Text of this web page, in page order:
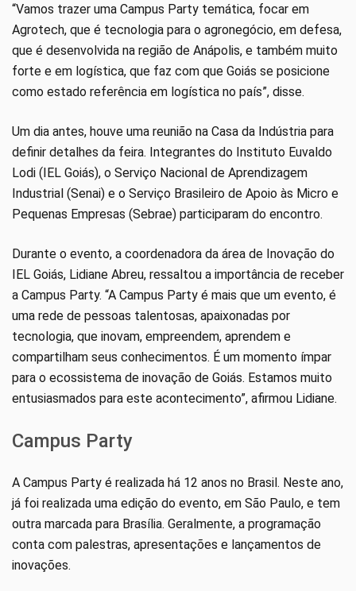
“Vamos trazer uma Campus Party temática, focar em
Agrotech, que é tecnologia para o agronegócio, em defesa,
que é desenvolvida na região de Anápolis, e também muito
forte e em logística, que faz com que Goiás se posicione
como estado referência em logística no país”, disse.
Um dia antes, houve uma reunião na Casa da Indústria para
definir detalhes da feira. Integrantes do Instituto Euvaldo
Lodi (IEL Goiás), o Serviço Nacional de Aprendizagem
Industrial (Senai) e o Serviço Brasileiro de Apoio às Micro e
Pequenas Empresas (Sebrae) participaram do encontro.
Durante o evento, a coordenadora da área de Inovação do
IEL Goiás, Lidiane Abreu, ressaltou a importância de receber
a Campus Party. “A Campus Party é mais que um evento, é
uma rede de pessoas talentosas, apaixonadas por
tecnologia, que inovam, empreendem, aprendem e
compartilham seus conhecimentos. É um momento ímpar
para o ecossistema de inovação de Goiás. Estamos muito
entusiasmados para este acontecimento”, afirmou Lidiane.
Campus Party
A Campus Party é realizada há 12 anos no Brasil. Neste ano,
já foi realizada uma edição do evento, em São Paulo, e tem
outra marcada para Brasília. Geralmente, a programação
conta com palestras, apresentações e lançamentos de
inovações.